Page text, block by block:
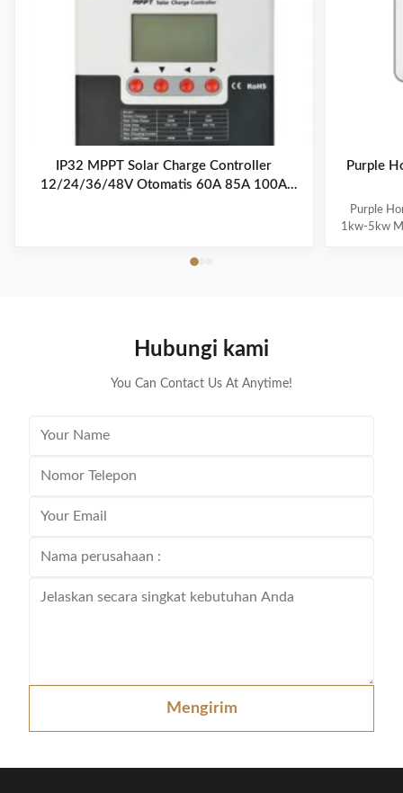
IP32 MPPT Solar Charge Controller
12/24/36/48V Otomatis 60A 85A 100A
Purple
Purple
1kw-5kw
Hubungi kami
You Can Contact Us At Anytime!
Mengirim